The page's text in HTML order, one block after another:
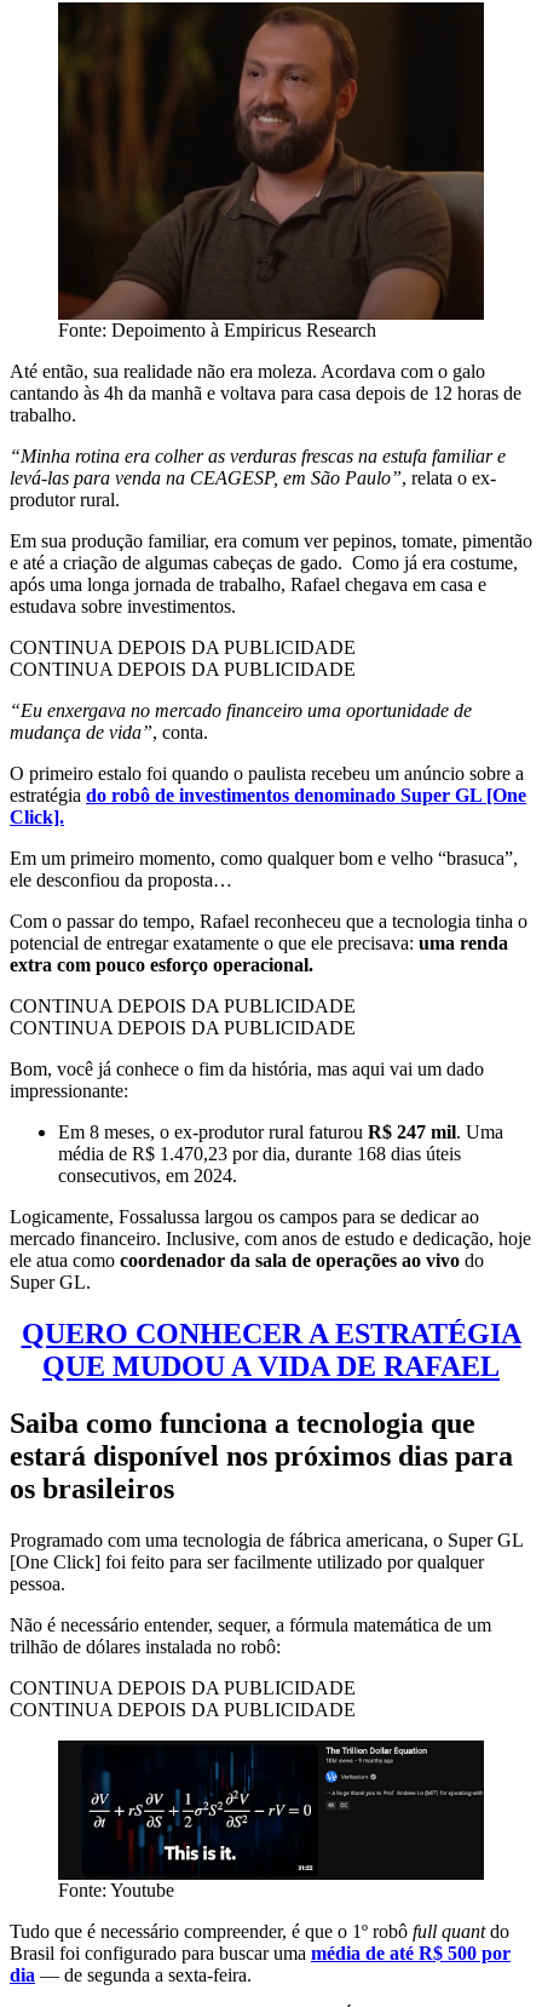
Fonte: Depoimento à Empiricus Research
Até então, sua realidade não era moleza. Acordava com o galo
cantando às 4h da manhã e voltava para casa depois de 12 horas de
trabalho.
“Minha rotina era colher as verduras frescas na estufa familiar e
levá-las para venda na CEAGESP, em São Paulo”, relata o ex-
produtor rural.
Em sua produção familiar, era comum ver pepinos, tomate, pimentão
e até a criação de algumas cabeças de gado. Como já era costume,
após uma longa jornada de trabalho, Rafael chegava em casa e
estudava sobre investimentos.
CONTINUA DEPOIS DA PUBLICIDADE
CONTINUA DEPOIS DA PUBLICIDADE
“Eu enxergava no mercado financeiro uma oportunidade de
mudança de vida”, conta.
O primeiro estalo foi quando o paulista recebeu um anúncio sobre a
estratégia do robô de investimentos denominado Super GL [One
Click].
Em um primeiro momento, como qualquer bom e velho “brasuca”,
ele desconfiou da proposta…
Com o passar do tempo, Rafael reconheceu que a tecnologia tinha o
potencial de entregar exatamente o que ele precisava: uma renda
extra com pouco esforço operacional.
CONTINUA DEPOIS DA PUBLICIDADE
CONTINUA DEPOIS DA PUBLICIDADE
Bom, você já conhece o fim da história, mas aqui vai um dado
impressionante:
Em 8 meses, o ex-produtor rural faturou R$ 247 mil. Uma
média de R$ 1.470,23 por dia, durante 168 dias úteis
consecutivos, em 2024.
Logicamente, Fossalussa largou os campos para se dedicar ao
mercado financeiro. Inclusive, com anos de estudo e dedicação, hoje
ele atua como coordenador da sala de operações ao vivo do
Super GL.
QUERO CONHECER A ESTRATÉGIA
QUE MUDOU A VIDA DE RAFAEL
Saiba como funciona a tecnologia que
estará disponível nos próximos dias para
os brasileiros
Programado com uma tecnologia de fábrica americana, o Super GL
[One Click] foi feito para ser facilmente utilizado por qualquer
pessoa.
Não é necessário entender, sequer, a fórmula matemática de um
trilhão de dólares instalada no robô:
CONTINUA DEPOIS DA PUBLICIDADE
CONTINUA DEPOIS DA PUBLICIDADE
Fonte: Youtube
Tudo que é necessário compreender, é que o 1º robô full quantdo
Brasil foi configurado para buscar uma média de até R$ 500 por
dia — de segunda a sexta-feira.